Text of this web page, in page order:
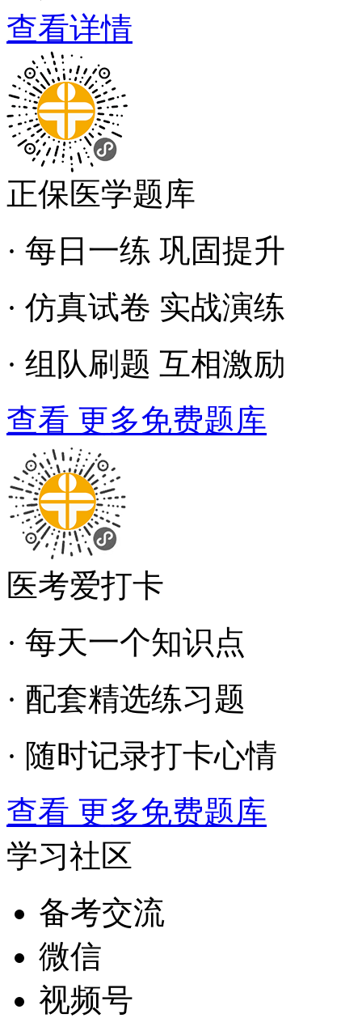
查看详情
正保医学题库
· 每日一练 巩固提升
· 仿真试卷 实战演练
· 组队刷题 互相激励
查看 更多免费题库
医考爱打卡
· 每天一个知识点
· 配套精选练习题
· 随时记录打卡心情
查看 更多免费题库
学习社区
备考交流
微信
视频号